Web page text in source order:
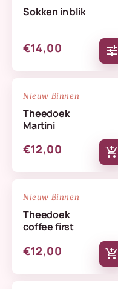
Sokken in blik
€14,00 tune
NIEUW
Nieuw Binnen
Theedoek
Martini
€12,00 add_shopping_cart
NIEUW
Nieuw Binnen
Theedoek
coffee first
€12,00 add_shopping_cart